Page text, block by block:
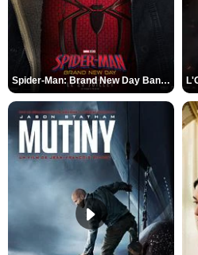
Spider-Man: Brand New Day Bande-annonce VO STFR